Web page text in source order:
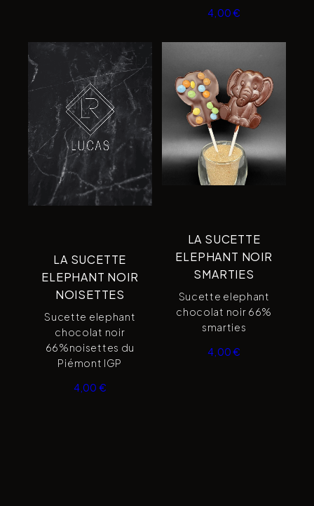
4,00€
LA SUCETTE
ELEPHANT NOIR
NOISETTES
Sucette elephant
chocolat noir
66%noisettes du
Piémont IGP
4,00 €
LA SUCETTE
ELEPHANT NOIR
SMARTIES
Sucette elephant
chocolat noir 66%
smarties
4,00€